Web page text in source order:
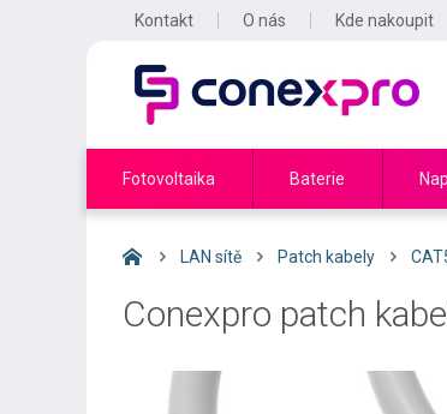
Kontakt O nás Kde nakoupit
Fotovoltaika Baterie
LAN sítě Patch kabely
Conexpro patch